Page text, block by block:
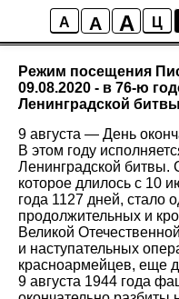
A A A Ц
Режим посещения
09.08.2020 - в 76-ю
Ленинградской битвы
9 августа — День
В этом году
Ленинградской
которое длилось с 10
года 1127 дней, стало
продолжительных и
Великой
и наступательных
красноармейцев, еще
9 августа 1944 года